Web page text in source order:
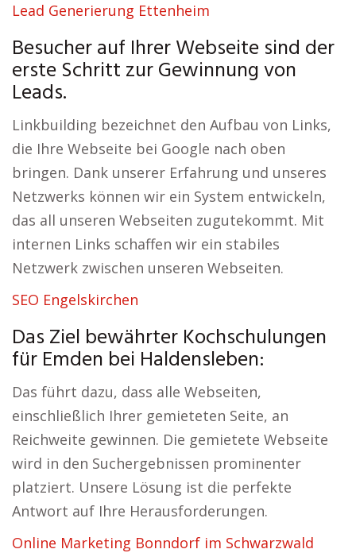
Lead Generierung Ettenheim
Besucher auf Ihrer Webseite sind der
erste Schritt zur Gewinnung von
Leads.
Linkbuilding bezeichnet den Aufbau von Links,
die Ihre Webseite bei Google nach oben
bringen. Dank unserer Erfahrung und unseres
Netzwerks können wir ein System entwickeln,
das all unseren Webseiten zugutekommt. Mit
internen Links schaffen wir ein stabiles
Netzwerk zwischen unseren Webseiten.
SEO Engelskirchen
Das Ziel bewährter Kochschulungen
für Emden bei Haldensleben:
Das führt dazu, dass alle Webseiten,
einschließlich Ihrer gemieteten Seite, an
Reichweite gewinnen. Die gemietete Webseite
wird in den Suchergebnissen prominenter
platziert. Unsere Lösung ist die perfekte
Antwort auf Ihre Herausforderungen.
Online Marketing Bonndorf im Schwarzwald